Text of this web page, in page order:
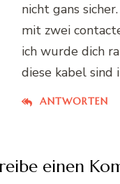
ANTWORTEN
nicht gans
mit zwei
ich wurde dich
diese kabel sind
einen